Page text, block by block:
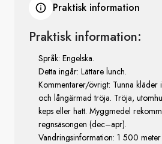
Praktisk information
Praktisk information:
Språk: Engelska.
Detta ingår: Lättare lunch.
Kommentarer/övrigt: Tunna kläder
och långärmad tröja. Tröja,
keps eller hatt. Myggmedel
regnsäsongen (dec–apr).
Vandringsinformation: 1 500